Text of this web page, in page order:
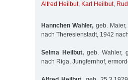
Alfred Heilbut, Karl Heilbut,
Hannchen Wahler, geb.
nach Theresienstadt, 1942
Selma Heilbut,geb. Wahler,
nach Riga, Jungfernhof,